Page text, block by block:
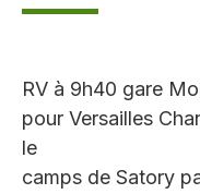
RV à 9h40 gare
pour Versailles
le
camps de Satory